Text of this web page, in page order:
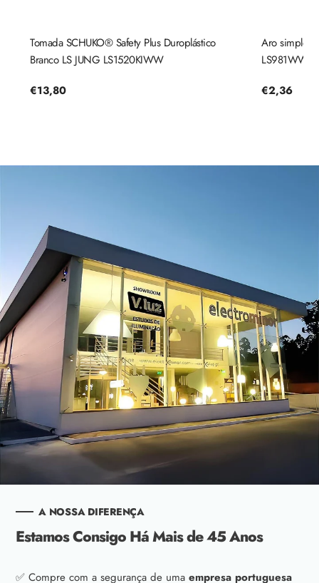
Tomada SCHUKO® Safety Plus Duroplástico
Branco LS JUNG LS1520KIWW
Preço
€13,80
Aro simples
LS981WW
Preço
€2,36
A NOSSA DIFERENÇA
Estamos Consigo Há Mais de 45 Anos
✅ Compre com a segurança de uma empresa portuguesa